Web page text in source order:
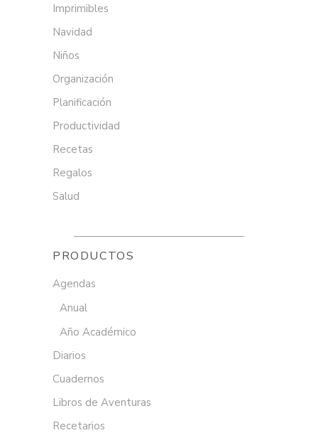
Imprimibles
Navidad
Niños
Organización
Planificación
Productividad
Recetas
Regalos
Salud
PRODUCTOS
Agendas
Anual
Año Académico
Diarios
Cuadernos
Libros de Aventuras
Recetarios